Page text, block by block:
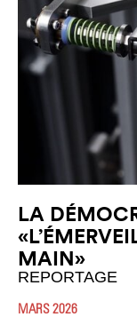
LA
MAIN»
REPORTAGE
MARS 2026